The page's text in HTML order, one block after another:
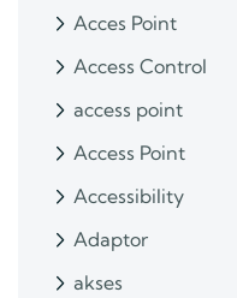
Acces Point
Access Control
access point
Access Point
Accessibility
Adaptor
akses